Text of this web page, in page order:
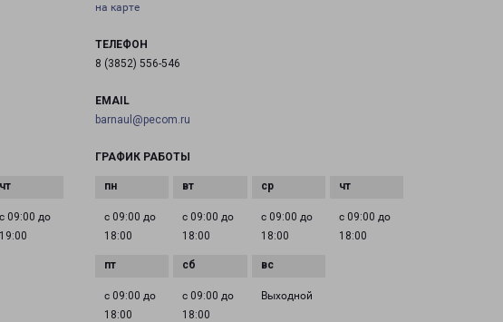
с 09:00 до
19:00
на карте
ТЕЛЕФОН
8 (3852) 556-546
EMAIL
barnaul@pecom.ru
ГРАФИК РАБОТЫ
с 09:00 до
18:00
с 09:00 до
18:00
с 09:00 до
18:00
с 09:00 до
18:00
с 09:00 до
18:00
с 09:00 до
18:00
Выходной